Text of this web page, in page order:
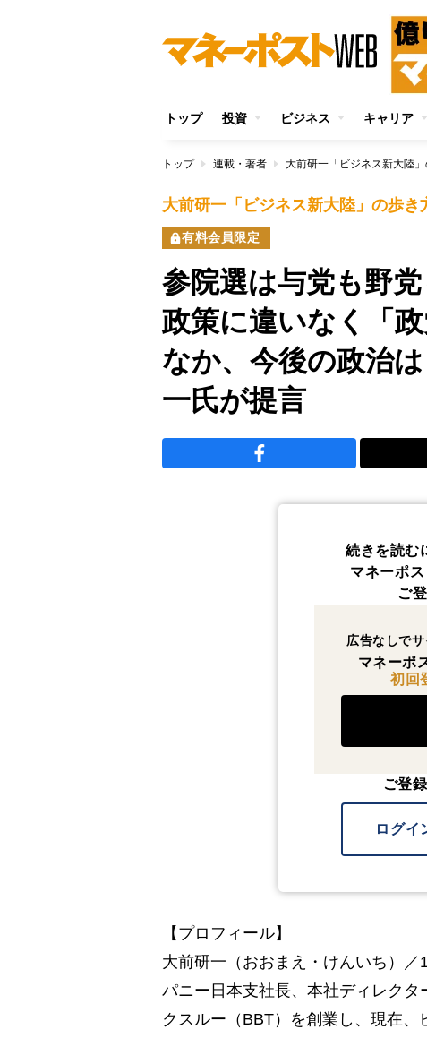
トップ 投資 ビジネス キャリア
トップ 連載・著者 大前研一「ビジネス新大陸
大前研一「ビジネス新大陸」の歩き
有料会員限定
参院選は与党も野
政策に違いなく「
なか、今後の政治
一氏が提言
続きを読む
マネーポ
ご
広告なしで
マネーポ
初回
ご登
ログイ
【プロフィール】
大前研一（おおまえ・けんいち）
パニー日本支社長、本社ディレク
クスルー（BBT）を創業し、現在